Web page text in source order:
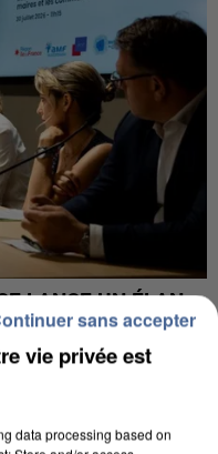
LANCE UN ÉLAN
vie privée est
data processing based on
sans accepter